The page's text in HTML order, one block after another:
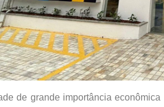
de grande importância